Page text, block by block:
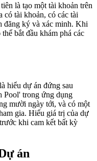
là tạo một tài khoản trên
tài khoản, có các tài
đăng ký và xác minh. Khi
bắt đầu khám phá các
hiểu dự án đứng sau
Pool' trong ứng dụng
mười ngày tới, và có một
gia. Hiểu giá trị của dự
khi cam kết bất kỳ
án